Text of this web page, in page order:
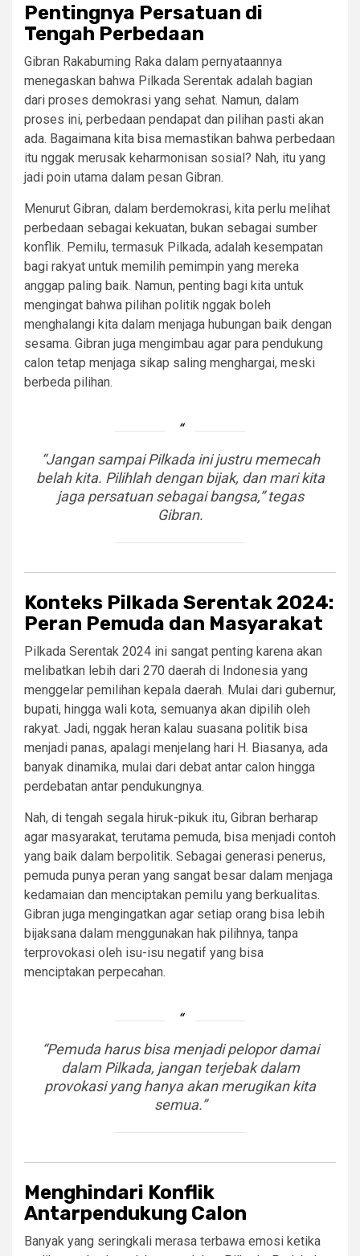
Pentingnya Persatuan di
Tengah Perbedaan
Gibran Rakabuming Raka dalam pernyataannya
menegaskan bahwa Pilkada Serentak adalah bagian
dari proses demokrasi yang sehat. Namun, dalam
proses ini, perbedaan pendapat dan pilihan pasti akan
ada. Bagaimana kita bisa memastikan bahwa perbedaan
itu nggak merusak keharmonisan sosial? Nah, itu yang
jadi poin utama dalam pesan Gibran.
Menurut Gibran, dalam berdemokrasi, kita perlu melihat
perbedaan sebagai kekuatan, bukan sebagai sumber
konflik. Pemilu, termasuk Pilkada, adalah kesempatan
bagi rakyat untuk memilih pemimpin yang mereka
anggap paling baik. Namun, penting bagi kita untuk
mengingat bahwa pilihan politik nggak boleh
menghalangi kita dalam menjaga hubungan baik dengan
sesama. Gibran juga mengimbau agar para pendukung
calon tetap menjaga sikap saling menghargai, meski
berbeda pilihan.
“Jangan sampai Pilkada ini justru memecah
belah kita. Pilihlah dengan bijak, dan mari kita
jaga persatuan sebagai bangsa,” tegas
Gibran.
Konteks Pilkada Serentak 2024:
Peran Pemuda dan Masyarakat
Pilkada Serentak 2024 ini sangat penting karena akan
melibatkan lebih dari 270 daerah di Indonesia yang
menggelar pemilihan kepala daerah. Mulai dari gubernur,
bupati, hingga wali kota, semuanya akan dipilih oleh
rakyat. Jadi, nggak heran kalau suasana politik bisa
menjadi panas, apalagi menjelang hari H. Biasanya, ada
banyak dinamika, mulai dari debat antar calon hingga
perdebatan antar pendukungnya.
Nah, di tengah segala hiruk-pikuk itu, Gibran berharap
agar masyarakat, terutama pemuda, bisa menjadi contoh
yang baik dalam berpolitik. Sebagai generasi penerus,
pemuda punya peran yang sangat besar dalam menjaga
kedamaian dan menciptakan pemilu yang berkualitas.
Gibran juga mengingatkan agar setiap orang bisa lebih
bijaksana dalam menggunakan hak pilihnya, tanpa
terprovokasi oleh isu-isu negatif yang bisa
menciptakan perpecahan.
“Pemuda harus bisa menjadi pelopor damai
dalam Pilkada, jangan terjebak dalam
provokasi yang hanya akan merugikan kita
semua.”
Menghindari Konflik
Antarpendukung Calon
Banyak yang seringkali merasa terbawa emosi ketika